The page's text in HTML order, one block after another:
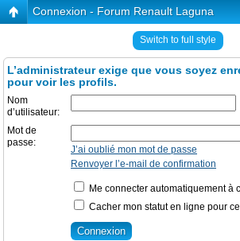
Connexion - Forum Renault Laguna
Switch to full style
L’administrateur exige que vous soyez
pour voir les profils.
Nom
d’utilisateur:
Mot de
passe:
J’ai oublié mon mot de passe
Renvoyer l’e-mail de confirmation
Me connecter automatiquement à
Cacher mon statut en ligne pour